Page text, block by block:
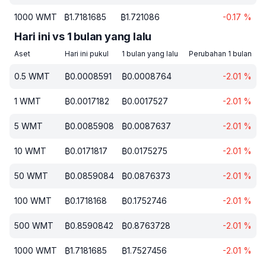
1000 WMT ₿1.7181685 ₿1.721086 -0.17 %
Hari ini vs 1 bulan yang lalu
Aset Hari ini pukul 1 bulan yang lalu Perubahan 1 bulan
0.5 WMT ₿0.0008591 ₿0.0008764 -2.01 %
1 WMT ₿0.0017182 ₿0.0017527 -2.01 %
5 WMT ₿0.0085908 ₿0.0087637 -2.01 %
10 WMT ₿0.0171817 ₿0.0175275 -2.01 %
50 WMT ₿0.0859084 ₿0.0876373 -2.01 %
100 WMT ₿0.1718168 ₿0.1752746 -2.01 %
500 WMT ₿0.8590842 ₿0.8763728 -2.01 %
1000 WMT ₿1.7181685 ₿1.7527456 -2.01 %